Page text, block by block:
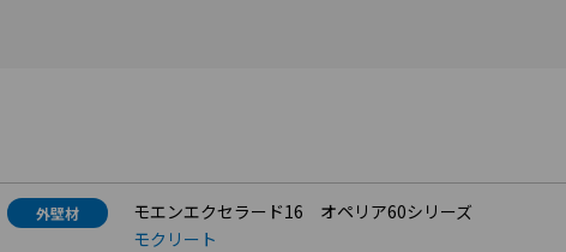
外壁材
モエンエクセラード16 オペリア60シリーズ
モクリート